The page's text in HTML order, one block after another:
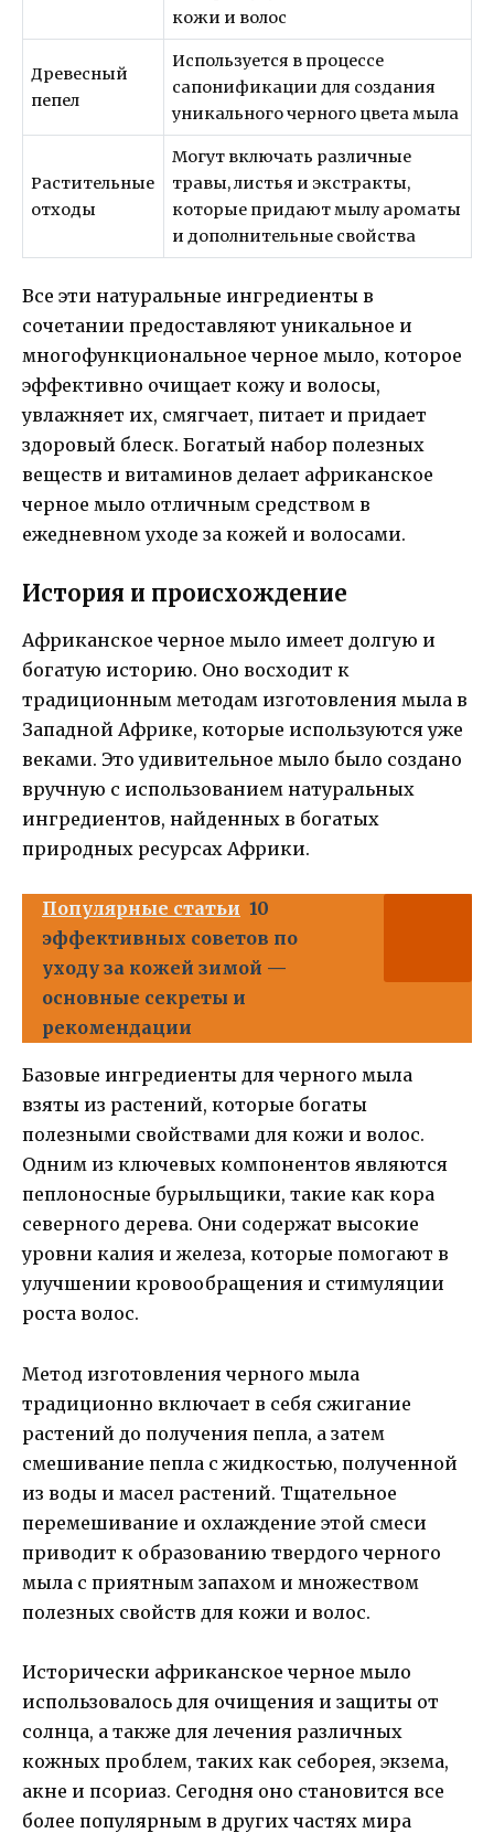
кожи и волос
Древесный
пепел
Используется в процессе
сапонификации для создания
уникального черного цвета мыла
Растительные
отходы
Могут включать различные
травы, листья и экстракты,
которые придают мылу ароматы
и дополнительные свойства
Все эти натуральные ингредиенты в
сочетании предоставляют уникальное и
многофункциональное черное мыло, которое
эффективно очищает кожу и волосы,
увлажняет их, смягчает, питает и придает
здоровый блеск. Богатый набор полезных
веществ и витаминов делает африканское
черное мыло отличным средством в
ежедневном уходе за кожей и волосами.
История и происхождение
Африканское черное мыло имеет долгую и
богатую историю. Оно восходит к
традиционным методам изготовления мыла в
Западной Африке, которые используются уже
веками. Это удивительное мыло было создано
вручную с использованием натуральных
ингредиентов, найденных в богатых
природных ресурсах Африки.
Популярные статьи 10
эффективных советов по
уходу за кожей зимой —
основные секреты и
рекомендации
Базовые ингредиенты для черного мыла
взяты из растений, которые богаты
полезными свойствами для кожи и волос.
Одним из ключевых компонентов являются
пеплоносные бурыльщики, такие как кора
северного дерева. Они содержат высокие
уровни калия и железа, которые помогают в
улучшении кровообращения и стимуляции
роста волос.
Метод изготовления черного мыла
традиционно включает в себя сжигание
растений до получения пепла, а затем
смешивание пепла с жидкостью, полученной
из воды и масел растений. Тщательное
перемешивание и охлаждение этой смеси
приводит к образованию твердого черного
мыла с приятным запахом и множеством
полезных свойств для кожи и волос.
Исторически африканское черное мыло
использовалось для очищения и защиты от
солнца, а также для лечения различных
кожных проблем, таких как себорея, экзема,
акне и псориаз. Сегодня оно становится все
более популярным в других частях мира